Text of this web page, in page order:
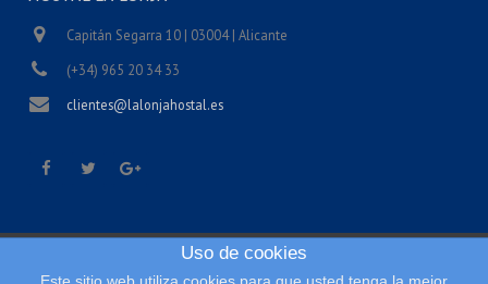
Capitán Segarra 10 | 03004 | Alicante
(+34) 965 20 34 33
clientes@lalonjahostal.es
Uso de cookies